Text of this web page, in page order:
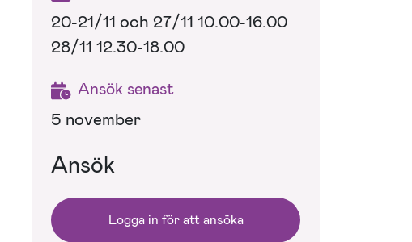
20-21/11 och 27/11 10.00-16.00
28/11 12.30-18.00
Ansök senast
5 november
Ansök
Logga in för att ansöka